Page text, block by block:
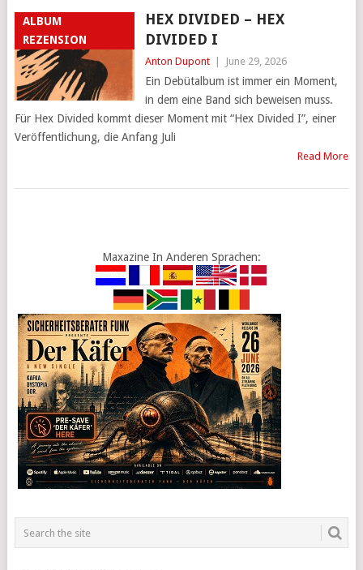
ALBUM
REZENSION
HEX DIVIDED – HEX
DIVIDED I
Anton Dupont June 29, 2026
Ein Debütalbum ist immer ein Moment,
in dem eine Band sich beweisen muss.
Für Hex Divided kommt dieser Moment mit “Hex Divided I”, einer
Veröffentlichung, die Anfang Juli
Read More
Maxazine In Anderen Sprachen: